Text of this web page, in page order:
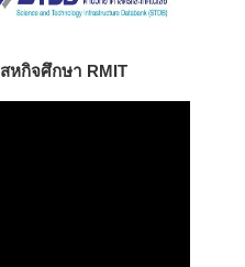
สหกิจศึกษา RMIT